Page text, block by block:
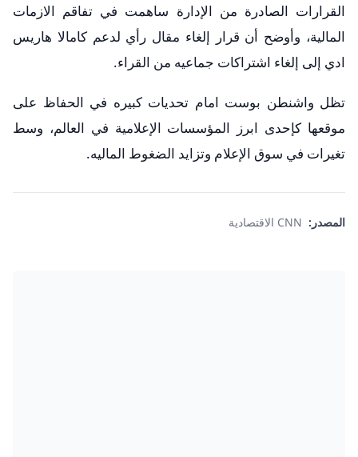
القرارات الصادرة من الإدارة ساهمت في تفاقم الازمات
المالية، وأوضح أن قرار إلغاء مقال رأي لدعم كامالا هاريس
ادي إلى إلغاء اشتراكات جماعيه من القراء.
تظل واشنطن بوست امام تحديات كبيره في الحفاظ على
موقعها كإحدى ابرز المؤسسات الإعلامية في العالم، وسط
تغيرات في سوق الإعلام وتزايد الضغوط الماليه.
المصدر: CNN الاقتصادية